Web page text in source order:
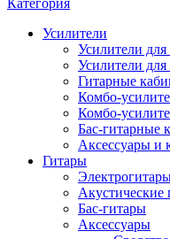
Усилители
Усилители для
Усилители для
Гитарные
Комбо-
Комбо-
Бас-гитарные
Аксессуары и
Гитары
Акустические
Бас-гитары
Аксессуары